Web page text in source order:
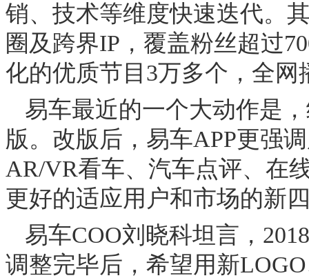
销、技术等维度快速迭代。
圈及跨界IP ，覆盖粉丝超过
化的优质节目 3万多个，全网
易车最近的一个大动作是
版。改版后，易车APP更强
AR/VR看车、汽车点评、在
更好的适应用户和市场的新
易车COO刘晓科坦言， 2018
调整完毕后，希望用新LOGO